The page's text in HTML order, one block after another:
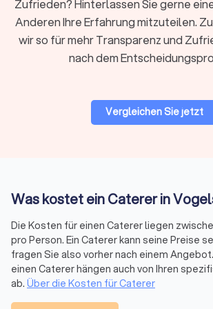
Frühstück / Brunch
Frühstücks- und Brunch-Catering
herzhafte Speisen für den Vormittag oder
Geschäftsfrühstücke, Familienfeiern am
entspannte Team-Events.
Mittagszeit. Oft als Buffet oder in Lunch-
Besonders gefragt für Business-Meetings,
Workshops oder regelmäßige
Foodtruck
Zufrieden? Hinterlassen Sie gerne
Anderen Ihre Erfahrung mitzuteilen.
wir so für mehr Transparenz und
nach dem
Vergleichen Sie jetzt
Was kostet ein Caterer in
Die Kosten für einen Caterer liegen
pro Person. Ein Caterer kann seine Preise
fragen Sie also vorher nach einem
einen Caterer hängen auch von Ihren
ab. Über die Kosten für Caterer